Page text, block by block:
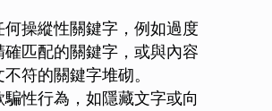
何操縱性關鍵字，例如過度
確匹配的關鍵字，或與內容
符的關鍵字堆砌。
騙性行為，如隱藏文字或向